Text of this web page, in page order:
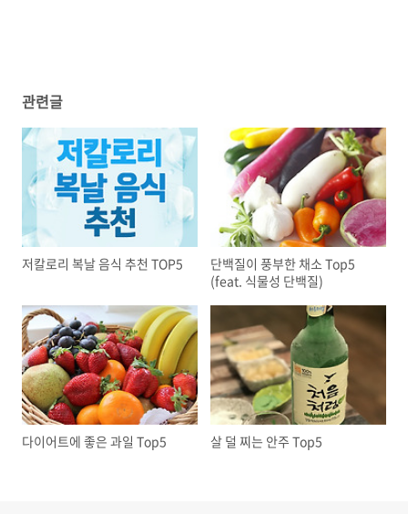
관련글
저칼로리 복날 음식 추천 TOP5
단백질이 풍부한 채소 Top5
(feat. 식물성 단백질)
다이어트에 좋은 과일 Top5 살 덜 찌는 안주 Top5